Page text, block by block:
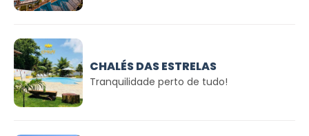
CHALÉS DAS ESTRELAS
Tranquilidade perto de tudo!